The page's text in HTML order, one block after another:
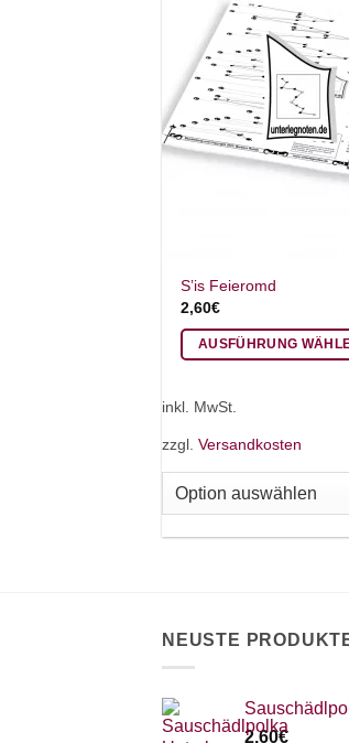
S’is Feieromd
2,60€
AUSFÜHRUNG
mehrere
Varianten
auf.
Produktseite
gewählt
inkl. MwSt.
zzgl. Versandkosten
NEUSTE
2,60€